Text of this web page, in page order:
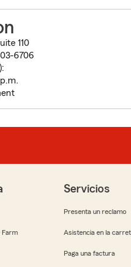
110
6706
Farm
Servicios
Presenta un reclamo
Asistencia en la
Paga una factura